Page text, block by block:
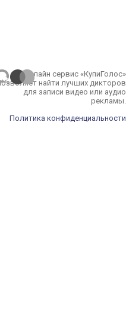
Онлайн сервис «КупиГолос»
найти лучших дикторов
для записи видео или аудио
рекламы.
Политика конфиденциальности